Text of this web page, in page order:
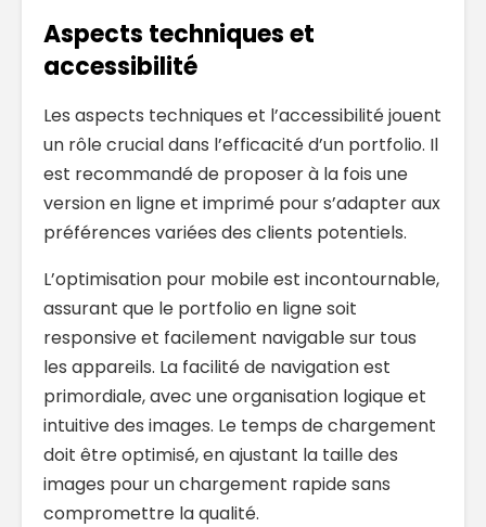
Aspects techniques et
accessibilité
Les aspects techniques et l’accessibilité jouent
un rôle crucial dans l’efficacité d’un portfolio. Il
est recommandé de proposer à la fois une
version en ligne et imprimé pour s’adapter aux
préférences variées des clients potentiels.
L’optimisation pour mobile est incontournable,
assurant que le portfolio en ligne soit
responsive et facilement navigable sur tous
les appareils. La facilité de navigation est
primordiale, avec une organisation logique et
intuitive des images. Le temps de chargement
doit être optimisé, en ajustant la taille des
images pour un chargement rapide sans
compromettre la qualité.